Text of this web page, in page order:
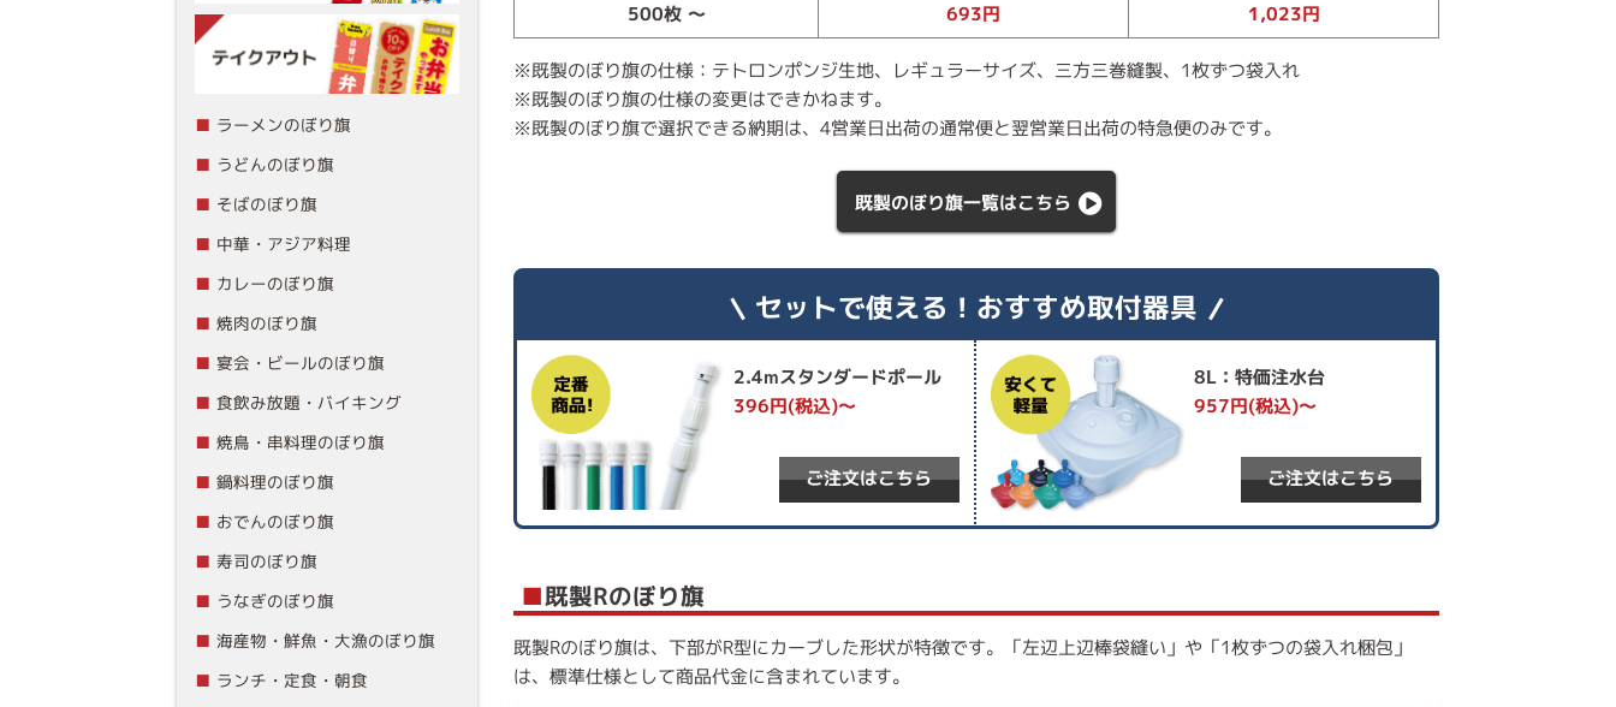
ラーメンのぼり旗
うどんのぼり旗
そばのぼり旗
中華・アジア料理
カレーのぼり旗
焼肉のぼり旗
宴会・ビールのぼり旗
食飲み放題・バイキング
焼鳥・串料理のぼり旗
鍋料理のぼり旗
おでんのぼり旗
寿司のぼり旗
うなぎのぼり旗
海産物・鮮魚・大漁のぼり旗
ランチ・定食・朝食
500枚 ～
693円 1,023円
※既製のぼり旗の仕様：テトロンポンジ生地、レギュラーサイズ、三方三巻縫製、1枚ずつ袋入れ
※既製のぼり旗の仕様の変更はできかねます。
※既製のぼり旗で選択できる納期は、4営業日出荷の通常便と翌営業日出荷の特急便のみです。
既製のぼり旗一覧はこちら
セットで使える！おすすめ取付器具
2.4mスタンダードポール
396円(税込)～
ご注文はこちら
8L：特価注水台
957円(税込)～
ご注文はこちら
■既製Rのぼり旗
既製Rのぼり旗は、下部がR型にカーブした形状が特徴です。「左辺上辺棒袋縫い」や「1枚ずつの袋入れ梱包」
は、標準仕様として商品代金に含まれています。